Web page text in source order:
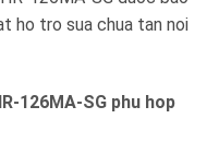
ho tro sua chua tan noi
126MA-SG phu hop